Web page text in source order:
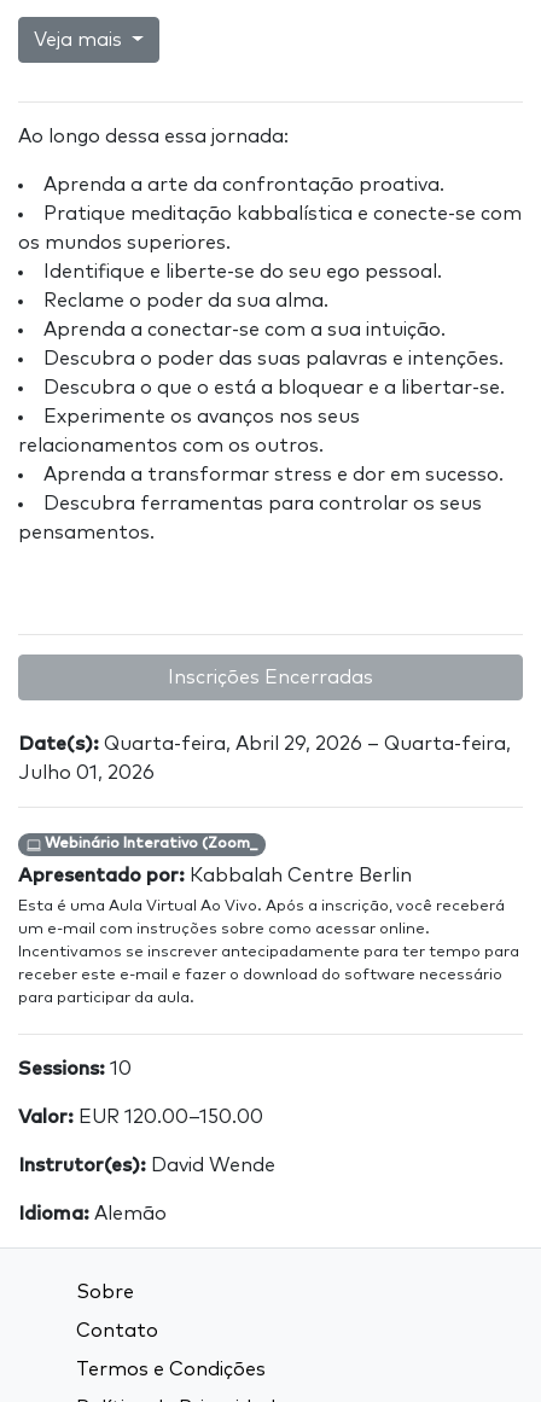
Veja mais
Ao longo dessa essa jornada:
Aprenda a arte da confrontação proativa.
Pratique meditação kabbalística e conecte-se com
os mundos superiores.
Identifique e liberte-se do seu ego pessoal.
Reclame o poder da sua alma.
Aprenda a conectar-se com a sua intuição.
Descubra o poder das suas palavras e intenções.
Descubra o que o está a bloquear e a libertar-se.
Experimente os avanços nos seus
relacionamentos com os outros.
Aprenda a transformar stress e dor em sucesso.
Descubra ferramentas para controlar os seus
pensamentos.
Inscrições Encerradas
Date(s): Quarta-feira, Abril 29, 2026 – Quarta-feira,
Julho 01, 2026
Webinário Interativo (Zoom_
Apresentado por: Kabbalah Centre Berlin
Esta é uma Aula Virtual Ao Vivo. Após a inscrição, você receberá
um e-mail com instruções sobre como acessar online.
Incentivamos se inscrever antecipadamente para ter tempo para
receber este e-mail e fazer o download do software necessário
para participar da aula.
Sessions: 10
Valor: EUR 120.00–150.00
Instrutor(es): David Wende
Idioma: Alemão
Sobre
Contato
Termos e Condições